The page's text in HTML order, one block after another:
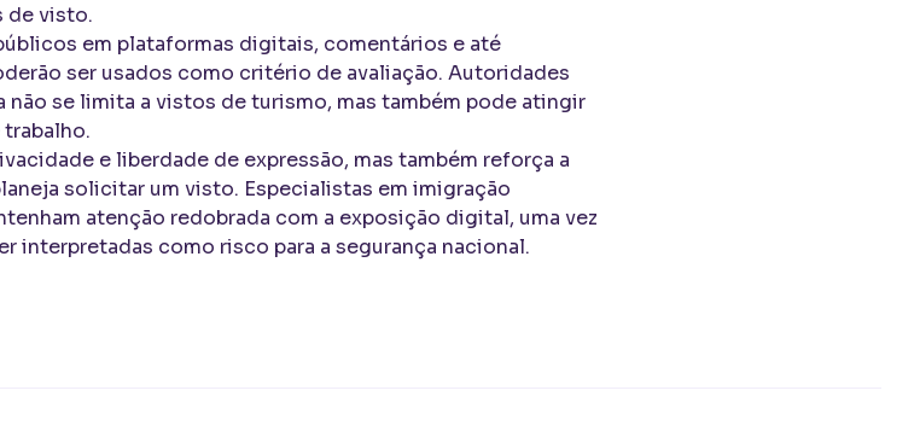
de visto.
em plataformas digitais, comentários e até
ser usados como critério de avaliação. Autoridades
não se limita a vistos de turismo, mas também pode atingir
e liberdade de expressão, mas também reforça a
solicitar um visto. Especialistas em imigração
atenção redobrada com a exposição digital, uma vez
interpretadas como risco para a segurança nacional.